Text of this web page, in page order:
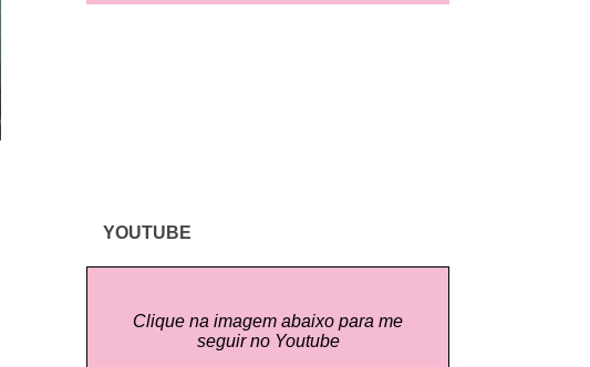
YOUTUBE
Clique na imagem abaixo para me
seguir no Youtube